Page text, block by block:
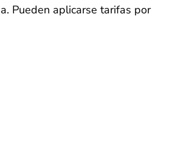
Pueden aplicarse tarifas por